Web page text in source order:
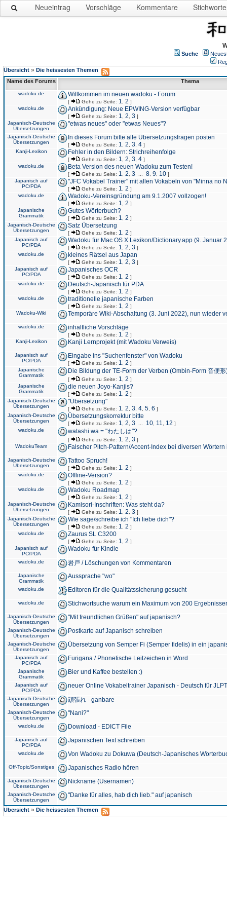
Neueintrag Vorschläge Kommentare Stichworte
Suche
Übersicht » Die heissesten Themen
Name des Forums
Thema
wadoku.de Willkommen im neuen wadoku - Forum
[ Gehe zu Seite: 1 2 ]
wadoku.de
Ankündigung: Neue EPWING-Version verfügbar
[ Gehe zu Seite: 1 2 3 ]
Japanisch-Deutsche
Übersetzungen
"etwas neues" oder "etwas Neues"?
Japanisch-Deutsche
Übersetzungen
In dieses Forum bitte alle Übersetzungsfragen posten
[ Gehe zu Seite: 1 2 3 4 ]
Kanji-Lexikon
Fehler in den Bildern: Strichreihenfolge
[ Gehe zu Seite: 1 2 3 4 ]
wadoku.de
Beta Version des neuen Wadoku zum Testen!
[ Gehe zu Seite: 1 2 3 8 9 10 ]
Japanisch auf
PC/PDA
"JFC Vokabel Trainer" mit allen Vokabeln von "Minna no
[ Gehe zu Seite: 1 2 ]
wadoku.de
Wadoku-Vereinsgründung am 9.1.2007 vollzogen!
[ Gehe zu Seite: 1 2 ]
Japanische
Grammatik
Gutes Wörterbuch?
[ Gehe zu Seite: 1 2 ]
Japanisch-Deutsche
Übersetzungen
Satz Übersetzung
[ Gehe zu Seite: 1 2 ]
Japanisch auf
PC/PDA
Wadoku für Mac OS X Lexikon/Dictionary.app (9. Januar
[ Gehe zu Seite: 1 2 3 ]
wadoku.de
kleines Rätsel aus Japan
[ Gehe zu Seite: 1 2 3 ]
Japanisch auf
PC/PDA
Japanisches OCR
[ Gehe zu Seite: 1 2 ]
wadoku.de
Deutsch-Japanisch für PDA
[ Gehe zu Seite: 1 2 ]
wadoku.de
traditionelle japanische Farben
[ Gehe zu Seite: 1 2 ]
Wadoku-Wiki
Temporäre Wiki-Abschaltung (3. Juni 2022), nun wieder
wadoku.de inhaltliche Vorschläge
[ Gehe zu Seite: 1 2 ]
Kanji-Lexikon
Kanji Lernprojekt (mit Wadoku Verweis)
Japanisch auf
PC/PDA
Eingabe ins "Suchenfenster" von Wadoku
[ Gehe zu Seite: 1 2 ]
Japanische
Grammatik
Die Bildung der TE-Form der Verben (Ombin-Form 音便形
[ Gehe zu Seite: 1 2 ]
Japanische
Grammatik
die neuen Joyo-Kanjis?
[ Gehe zu Seite: 1 2 ]
Japanisch-Deutsche
Übersetzungen
"Übersetzung"
[ Gehe zu Seite: 1 2 3 4 5 6 ]
Japanisch-Deutsche
Übersetzungen
Übersetzungskorrektur bitte
[ Gehe zu Seite: 1 2 3 10 11 12 ]
wadoku.de
watashi wa = "わたしは"?
[ Gehe zu Seite: 1 2 3 ]
WadokuTeam
Falscher Pitch-Pattern/Accent-Index bei diversen
Japanisch-Deutsche
Übersetzungen
Tattoo Spruch!
[ Gehe zu Seite: 1 2 ]
wadoku.de
Offline-Version?
[ Gehe zu Seite: 1 2 ]
wadoku.de
Wadoku Roadmap
[ Gehe zu Seite: 1 2 ]
Japanisch-Deutsche
Übersetzungen
Kamisori-Inschriften: Was steht da?
[ Gehe zu Seite: 1 2 3 ]
Japanisch-Deutsche
Übersetzungen
Wie sage/schreibe ich "Ich liebe dich"?
[ Gehe zu Seite: 1 2 ]
wadoku.de
Zaurus SL C3200
[ Gehe zu Seite: 1 2 ]
Japanisch auf
PC/PDA
Wadoku für Kindle
wadoku.de 岩戸 / Löschungen von Kommentaren
Japanische
Grammatik
Aussprache "wo"
wadoku.de Editoren für die Qualitätssicherung gesucht
wadoku.de Stichwortsuche warum ein Maximum von 200
Japanisch-Deutsche
Übersetzungen
"Mit freundlichen Grüßen" auf japanisch?
Japanisch-Deutsche
Übersetzungen
Postkarte auf Japanisch schreiben
Japanisch-Deutsche
Übersetzungen
Übersetzung von Semper Fi (Semper fidelis) in ein
Japanisch auf
PC/PDA
Furigana / Phonetische Leitzeichen in Word
Japanische
Grammatik
Bier und Kaffee bestellen :)
Japanisch auf
PC/PDA
neuer Online Vokabeltrainer Japanisch - Deutsch für
Japanisch-Deutsche
Übersetzungen
頑張れ - ganbare
Japanisch-Deutsche
Übersetzungen
"Nani?"
wadoku.de Download - EDICT File
Japanisch auf
PC/PDA
Japanischen Text schreiben
wadoku.de Von Wadoku zu Dokuwa (Deutsch-Japanisches
Off-Topic/Sonstiges Japanisches Radio hören
Japanisch-Deutsche
Übersetzungen
Nickname (Usernamen)
Japanisch-Deutsche
Übersetzungen
"Danke für alles, hab dich lieb." auf japanisch
Übersicht » Die heissesten Themen